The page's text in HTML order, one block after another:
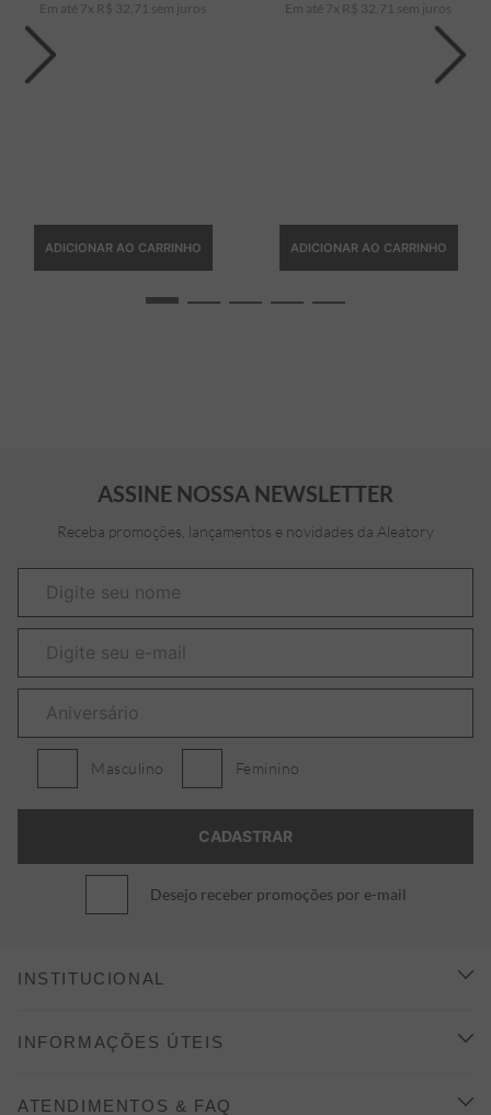
Em até 7 x R$ 32 71 sem juros
ADICIONAR AO CARRINHO
Em até 7 x R$ 32 71 sem juros
ADICIONAR AO CARRINHO
ASSINE NOSSA NEWSLETTER
Receba promoções, lançamentos e novidades da Aleatory
Masculino Feminino
Desejo receber promoções por e-mail
INSTITUCIONAL
CONHEÇA A ALEATORY
INFORMAÇÕES ÚTEIS
ATENDIMENTOS & FAQ